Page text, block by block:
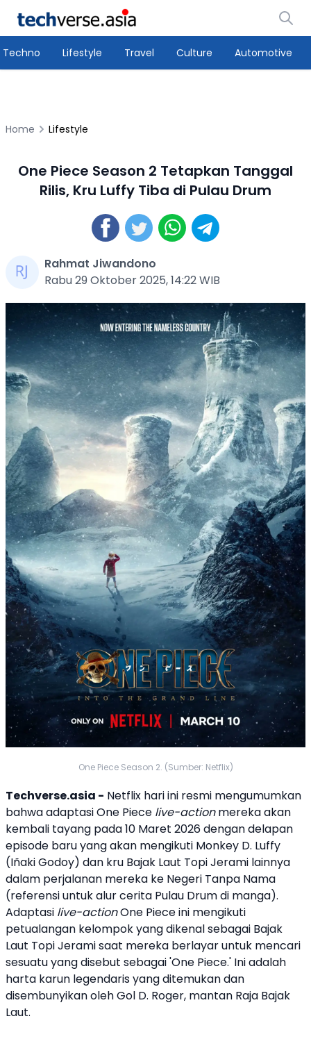
Techno Lifestyle Travel Culture Automotive
Home Lifestyle
One Piece Season 2 Tetapkan Tanggal
Rilis, Kru Luffy Tiba di Pulau Drum
Rahmat Jiwandono
Rabu 29 Oktober 2025, 14:22 WIB
One Piece Season 2. (Sumber: Netflix)
Techverse.asia - Netflix hari ini resmi mengumumkan
bahwa adaptasiOne Piece live-actionmereka akan
kembali tayang pada 10 Maret 2026 dengan delapan
episode baru yang akan mengikuti Monkey D. Luffy
(Iñaki Godoy) dan kru Bajak Laut Topi Jerami lainnya
dalam perjalanan mereka ke Negeri Tanpa Nama
(referensi untuk alur cerita Pulau Drum di manga).
Adaptasi live-actionOne Pieceini mengikuti
petualangan kelompok yang dikenal sebagai Bajak
Laut Topi Jerami saat mereka berlayar untuk mencari
sesuatu yang disebut sebagai 'One Piece.' Ini adalah
harta karun legendaris yang ditemukan dan
disembunyikan oleh Gol D. Roger, mantan Raja Bajak
Laut.